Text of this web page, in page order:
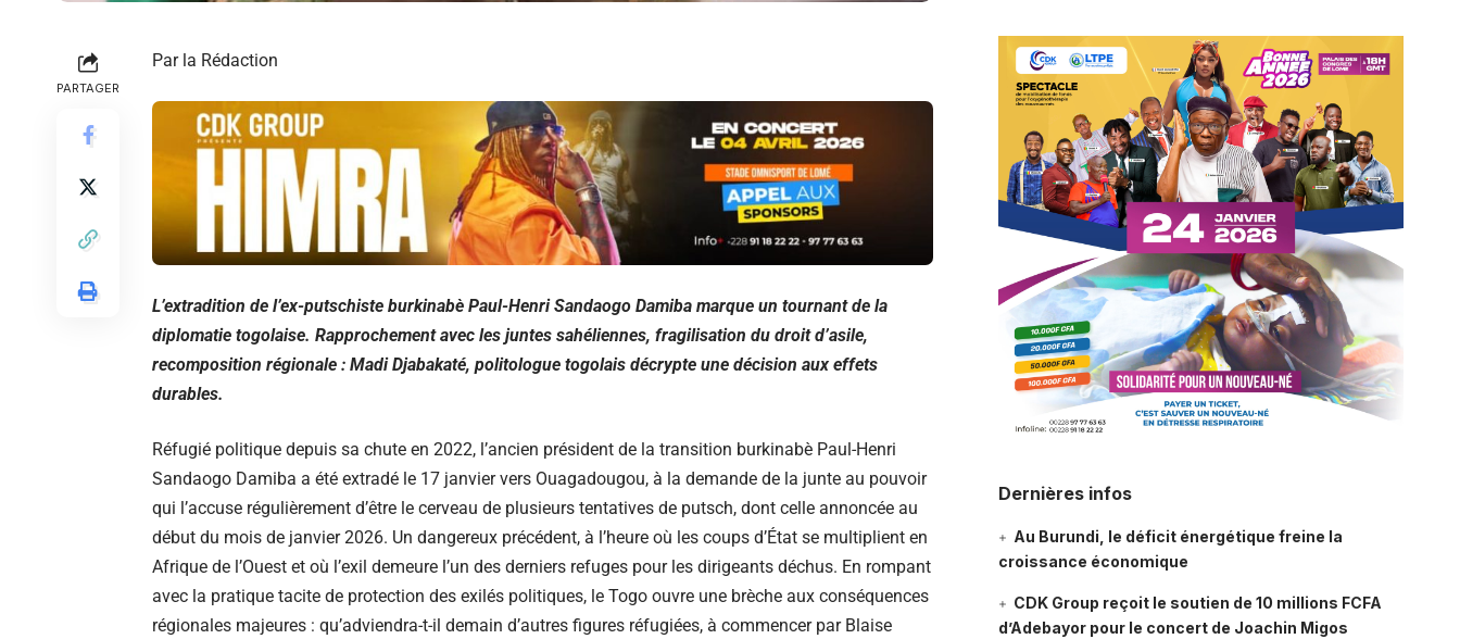
PARTAGER
Par la Rédaction
L’extradition de l’ex-putschiste burkinabè Paul-Henri Sandaogo Damiba marque un tournant de la
diplomatie togolaise. Rapprochement avec les juntes sahéliennes, fragilisation du droit d’asile,
recomposition régionale : Madi Djabakaté, politologue togolais décrypte une décision aux effets
durables.
Réfugié politique depuis sa chute en 2022, l’ancien président de la transition burkinabè Paul-Henri
Sandaogo Damiba a été extradé le 17 janvier vers Ouagadougou, à la demande de la junte au pouvoir
qui l’accuse régulièrement d’être le cerveau de plusieurs tentatives de putsch, dont celle annoncée au
début du mois de janvier 2026. Un dangereux précédent, à l’heure où les coups d’État se multiplient en
Afrique de l’Ouest et où l’exil demeure l’un des derniers refuges pour les dirigeants déchus. En rompant
avec la pratique tacite de protection des exilés politiques, le Togo ouvre une brèche aux conséquences
régionales majeures : qu’adviendra-t-il demain d’autres figures réfugiées, à commencer par Blaise
Dernières infos
Au Burundi, le déficit énergétique freine la
croissance économique
CDK Group reçoit le soutien de 10 millions FCFA
d’Adebayor pour le concert de Joachin Migos